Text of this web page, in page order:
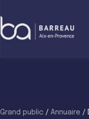
to
content
Grand public / Annuaire /